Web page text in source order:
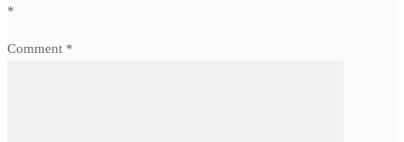
*
Comment *